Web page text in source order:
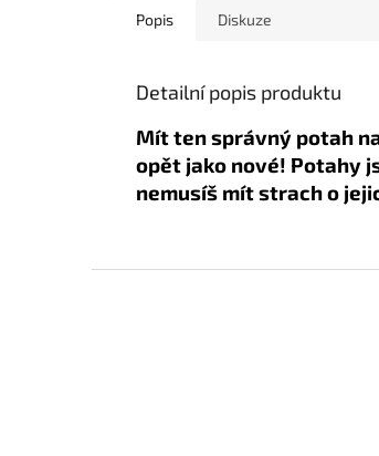
Popis Diskuze
Detailní popis produktu
Mít ten správný potah
opět jako nové! Potahy
nemusíš mít strach o